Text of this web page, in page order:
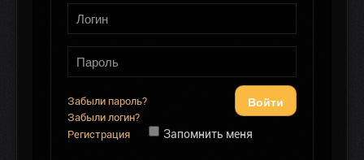
Войти
Забыли пароль?
Забыли логин?
Регистрация
Запомнить меня